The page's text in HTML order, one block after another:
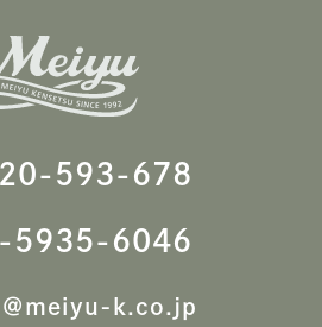
593-678
5935-6046
meiyu-k.co.jp